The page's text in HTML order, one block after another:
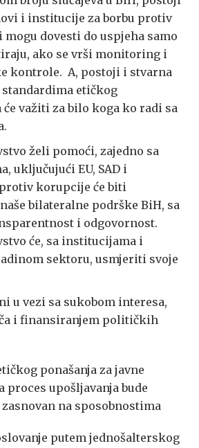
i institucije za borbu protiv
dovesti do uspjeha samo
ako se vrši monitoring i
kontrole. A, postoji i stvarna
etičkog
važiti za bilo koga ko radi sa
želi pomoći, zajedno sa
uključujući EU, SAD i
korupcije će biti
bilateralne podrške BiH, sa
i odgovornost.
će, sa institucijama i
sektoru, usmjeriti svoje
u vezi sa sukobom interesa,
i finansiranjem političkih
ponašanja za javne
proces upošljavanja bude
na sposobnostima
putem jednošalterskog